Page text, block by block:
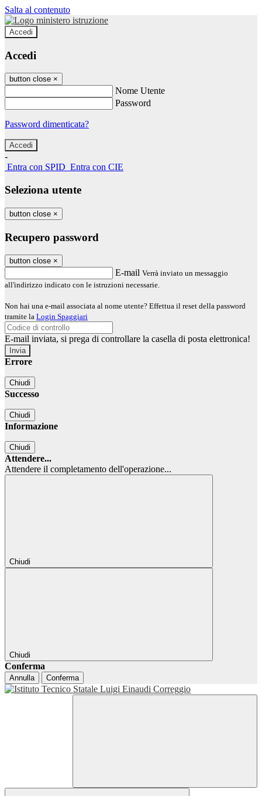
Salta al contenuto
Accedi
Accedi
button close ×
Nome Utente
Password
Password dimenticata?
-
Entra con SPID Entra con CIE
Seleziona utente
button close ×
Recupero password
button close ×
E-mail Verrà inviato un messaggio
all'indirizzo indicato con le istruzioni necessarie.
Non hai una e-mail associata al nome utente? Effettua il reset della password
tramite la Login Spaggiari
E-mail inviata, si prega di controllare la casella di posta elettronica!
Errore
Chiudi
Successo
Chiudi
Informazione
Chiudi
Attendere...
Attendere il completamento dell'operazione...
Chiudi
Chiudi
Conferma
Annulla Conferma